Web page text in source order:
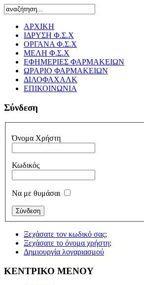
ΑΡΧΙΚΗ
ΙΔΡΥΣΗ Φ.Σ.Χ
ΟΡΓΑΝΑ Φ.Σ.Χ
ΜΕΛΗ Φ.Σ.Χ
ΕΦΗΜΕΡΙΕΣ ΦΑΡΜΑΚΕΙΩΝ
ΩΡΑΡΙΟ ΦΑΡΜΑΚΕΙΩΝ
ΔΙΛΟΦΑΧΑΛΚ
ΕΠΙΚΟΙΝΩΝΙΑ
Σύνδεση
Όνομα Χρήστη
Κωδικός
Να με θυμάσαι
Ξεχάσατε τον κωδικό σας;
Ξεχάσατε το όνομα χρήστη;
Δημιουργία λογαριασμού
ΚΕΝΤΡΙΚΟ ΜΕΝΟΥ